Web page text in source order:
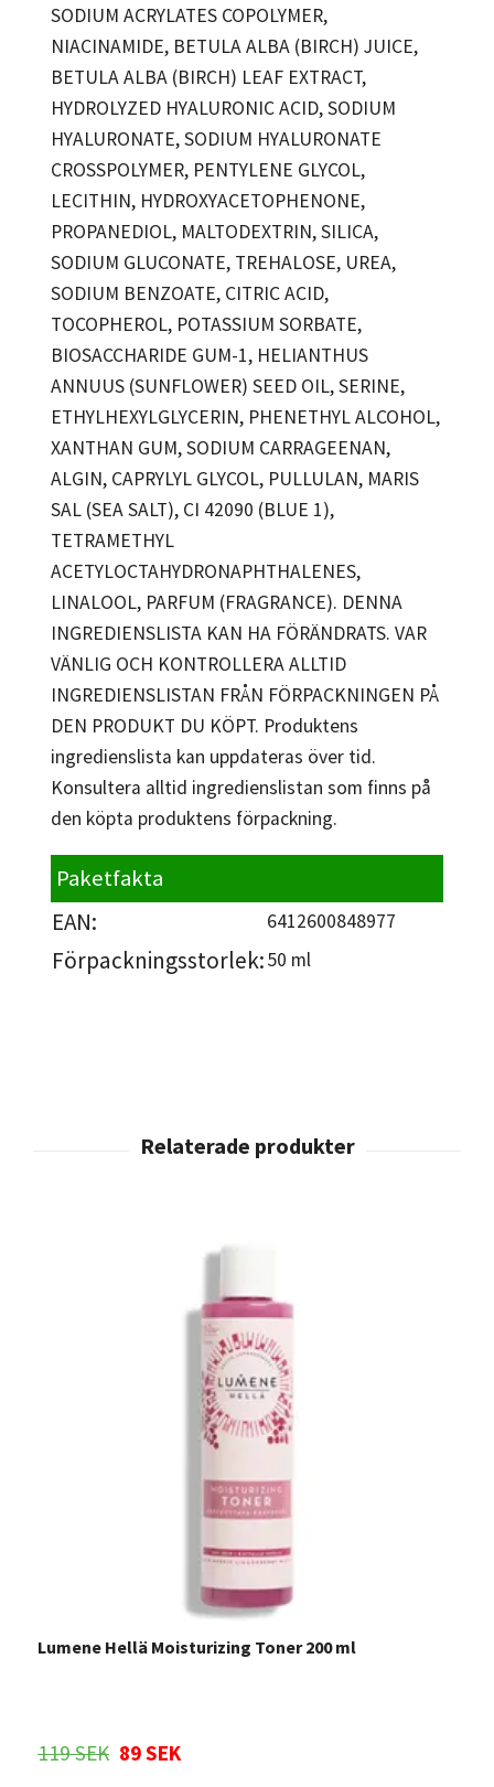
SODIUM ACRYLATES COPOLYMER,
NIACINAMIDE, BETULA ALBA (BIRCH) JUICE,
BETULA ALBA (BIRCH) LEAF EXTRACT,
HYDROLYZED HYALURONIC ACID, SODIUM
HYALURONATE, SODIUM HYALURONATE
CROSSPOLYMER, PENTYLENE GLYCOL,
LECITHIN, HYDROXYACETOPHENONE,
PROPANEDIOL, MALTODEXTRIN, SILICA,
SODIUM GLUCONATE, TREHALOSE, UREA,
SODIUM BENZOATE, CITRIC ACID,
TOCOPHEROL, POTASSIUM SORBATE,
BIOSACCHARIDE GUM-1, HELIANTHUS
ANNUUS (SUNFLOWER) SEED OIL, SERINE,
ETHYLHEXYLGLYCERIN, PHENETHYL ALCOHOL,
XANTHAN GUM, SODIUM CARRAGEENAN,
ALGIN, CAPRYLYL GLYCOL, PULLULAN, MARIS
SAL (SEA SALT), CI 42090 (BLUE 1),
TETRAMETHYL
ACETYLOCTAHYDRONAPHTHALENES,
LINALOOL, PARFUM (FRAGRANCE). DENNA
INGREDIENSLISTA KAN HA FÖRÄNDRATS. VAR
VÄNLIG OCH KONTROLLERA ALLTID
INGREDIENSLISTAN FRÅN FÖRPACKNINGEN PÅ
DEN PRODUKT DU KÖPT. Produktens
ingredienslista kan uppdateras över tid.
Konsultera alltid ingredienslistan som finns på
den köpta produktens förpackning.
Paketfakta
EAN: 6412600848977
Förpackningsstorlek:50 ml
Lumene Hellä Moisturizing Toner 200 ml
119 SEK 89 SEK